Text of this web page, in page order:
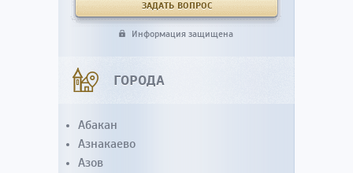
Информация защищена
ГОРОДА
Абакан
Азнакаево
Азов